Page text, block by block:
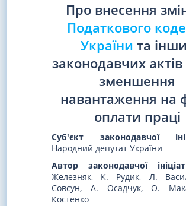
Про внесення
Податкового
України та
законодавчих
зменшення
навантаження на
оплати праці
Суб'єкт законодавчої
Народний депутат України
Автор законодавчої
Железняк, К. Рудик, Л.
Совсун, А. Осадчук, О.
Костенко